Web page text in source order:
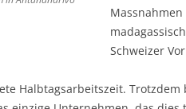
Schweizer
Halbtagsarbeitszeit. Trotzdem